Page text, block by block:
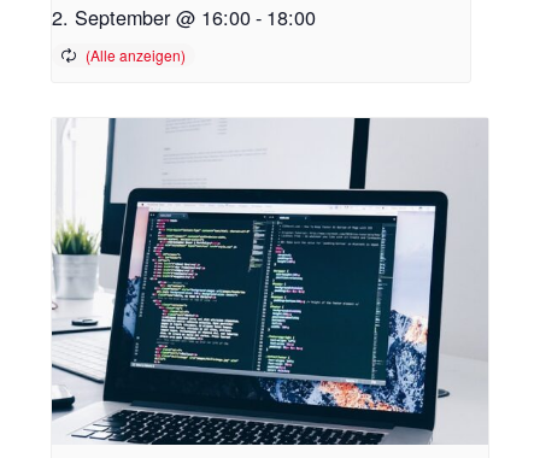
2. September @ 16:00- 18:00